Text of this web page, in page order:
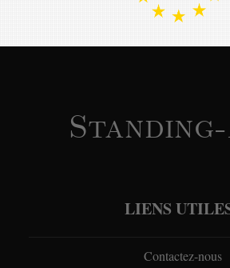
LIENS
Contactez-nous